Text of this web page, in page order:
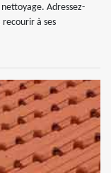
Adressez-
recourir à ses